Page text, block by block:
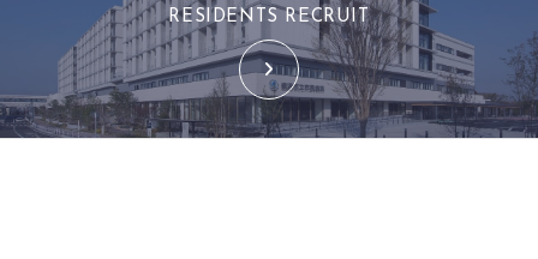
RESIDENTS RECRUIT